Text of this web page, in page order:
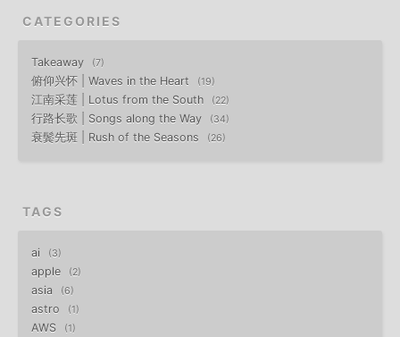
CATEGORIES
Takeaway 7
俯仰兴怀 | Waves in the Heart 19
江南采莲 | Lotus from the South 22
行路长歌 | Songs along the Way 34
衰鬓先斑 | Rush of the Seasons 26
TAGS
ai 3
apple 2
asia 6
astro 1
AWS 1